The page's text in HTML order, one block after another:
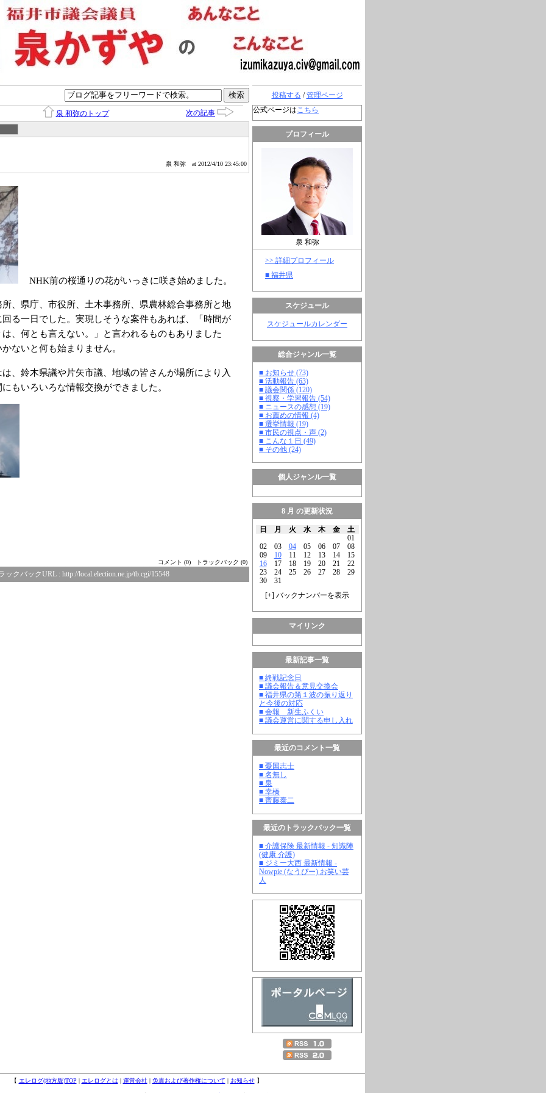
投稿する /管理ページ
公式ページはこちら
プロフィール
泉 和弥
>> 詳細プロフィール
■ 福井県
スケジュール
スケジュールカレンダー
総合ジャンル一覧
■ お知らせ (73)
■ 活動報告 (63)
■ 議会関係 (120)
■ 視察・学習報告 (54)
■ ニュースの感想 (19)
■ お薦めの情報 (4)
■ 選挙情報 (19)
■ 市民の視点・声 (2)
■ こんな１日 (49)
■ その他 (24)
個人ジャンル一覧
8 月 の更新状況
日 月 火 水 木 金
土
01
02
03 04 05 06 07
08
09
10 11 12 13 14
15
16
17 18 19 20 21
22
23
24 25 26 27 28
29
30
31
[+] バックナンバーを表示
マイリンク
最新記事一覧
■ 終戦記念日
■ 議会報告＆意見交換会
■ 福井県の第１波の振り返り
と今後の対応
■ 会報 新生ふくい
■ 議会運営に関する申し入れ
最近のコメント一覧
■ 憂国志士
■ 名無し
■ 泉
■ 幸橋
■ 齊藤泰二
最近のトラックバック一覧
■ 介護保険 最新情報 - 知識陣
(健康 介護)
■ ジミー大西 最新情報 -
Nowpie (なうぴー) お笑い芸
人
泉 和弥のトップ
次の記事
泉 和弥 at 2012/4/10 23:45:00
NHK前の桜通りの花がいっきに咲き始めました。
、県庁、市役所、土木事務所、県農林総合事務所と地
る一日でした。実現しそうな案件もあれば、「時間が
、何とも言えない。」と言われるものもありました
ないと何も始まりません。
、鈴木県議や片矢市議、地域の皆さんが場所により入
もいろいろな情報交換ができました。
コメント (0) トラックバック (0)
ックバックURL : http://local.election.ne.jp/tb.cgi/15548
【 エレログ(地方版)TOP | エレログとは | 運営会社| 免責および著作権について | お知らせ】